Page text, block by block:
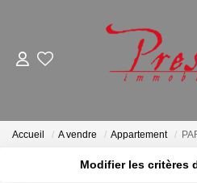
Accueil A vendre Appartement
Modifier les critères